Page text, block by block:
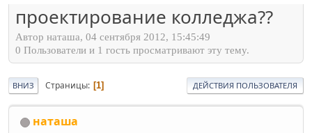
проектирование колледжа??
Автор наташа, 04 сентября 2012, 15:45:49
0 Пользователи и 1 гость просматривают эту тему.
ВНИЗ Страницы 1 ДЕЙСТВИЯ ПОЛЬЗОВАТЕЛЯ
наташа